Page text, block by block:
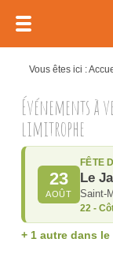
Vous êtes ici :
Événements à
limitrophe
23
AOÛT
FÊTE
Le
Saint-
22 -
+ 1 autre dans